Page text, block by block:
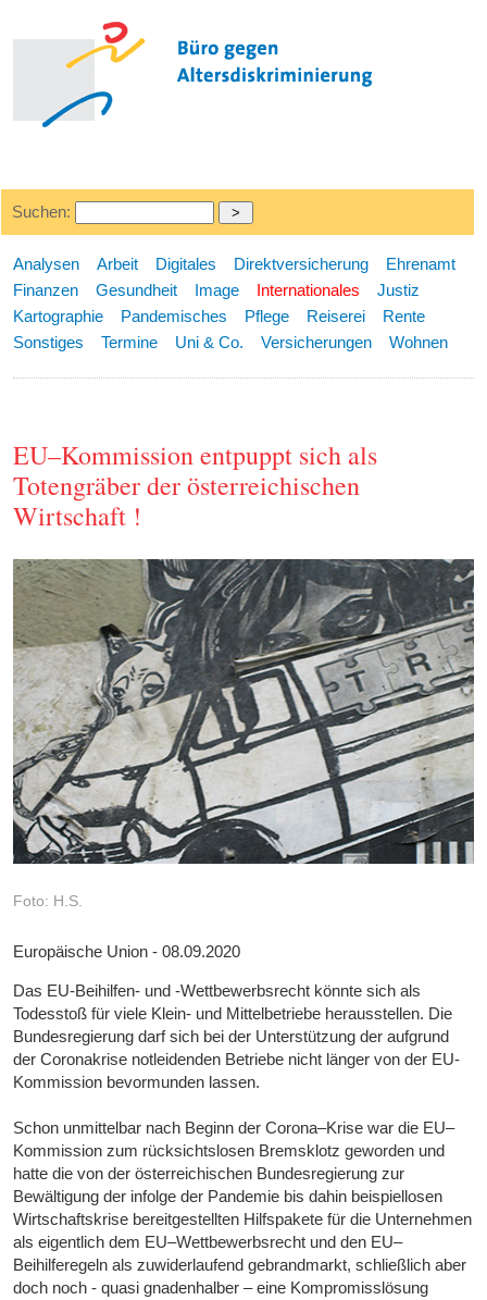
Suchen:
Analysen Arbeit Digitales Direktversicherung
Ehrenamt
Finanzen
Gesundheit Image Internationales
Justiz
Kartographie
Pandemisches Pflege Reiserei
Rente
Sonstiges
Termine Uni & Co. Versicherungen Wohnen
EU–Kommission entpuppt sich als
Totengräber der österreichischen
Wirtschaft !
Foto: H.S.
Europäische Union - 08.09.2020
Das EU-Beihilfen- und -Wettbewerbsrecht könnte sich als
Todesstoß für viele Klein- und Mittelbetriebe herausstellen. Die
Bundesregierung darf sich bei der Unterstützung der aufgrund
der Coronakrise notleidenden Betriebe nicht länger von der EU-
Kommission bevormunden lassen.
Schon unmittelbar nach Beginn der Corona–Krise war die EU–
Kommission zum rücksichtslosen Bremsklotz geworden und
hatte die von der österreichischen Bundesregierung zur
Bewältigung der infolge der Pandemie bis dahin beispiellosen
Wirtschaftskrise bereitgestellten Hilfspakete für die Unternehmen
als eigentlich dem EU–Wettbewerbsrecht und den EU–
Beihilferegeln als zuwiderlaufend gebrandmarkt, schließlich aber
doch noch - quasi gnadenhalber – eine Kompromisslösung